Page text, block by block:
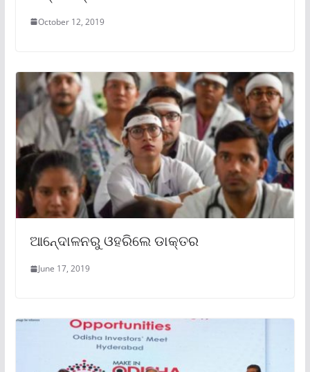
October 12, 2019
ଆନେ୍ଦାଳନରୁ ଓହରିଲେ ଡାକ୍ତର
June 17, 2019